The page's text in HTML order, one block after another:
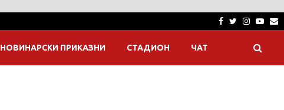
Facebook
Twitter
НОВИНАРСКИ ПРИКАЗНИ СТАДИОН ЧАТ